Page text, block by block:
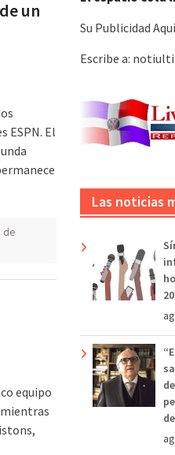
un
ESPN. El
de
equipo
Su Publicidad Aquí
Escribe a:
Las noticias